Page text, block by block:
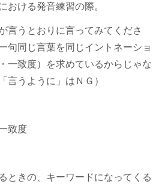
おける発音練習の際。
言うとおりに言ってみてくださ
句同じ言葉を同じイントネーショ
一致度）を求めているからじゃな
言うように」はＮＧ）
致度
ときの、キーワードになってくる